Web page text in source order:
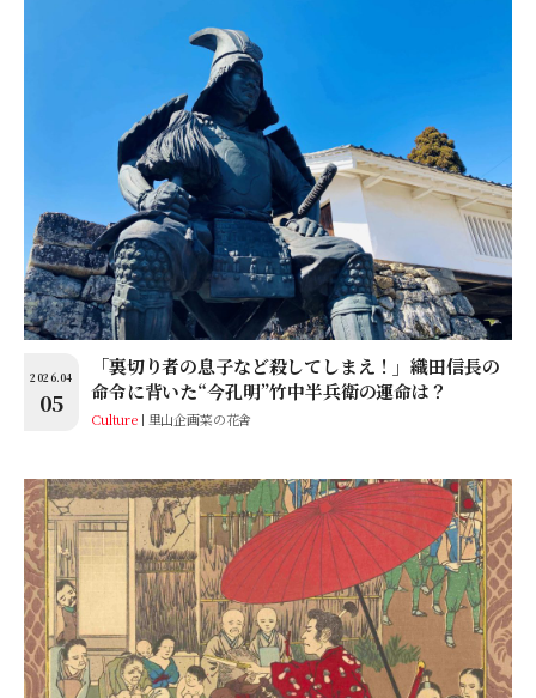
2026.04
05
「裏切り者の息子など殺してしまえ！」織田信長の
命令に背いた“今孔明”竹中半兵衛の運命は？
Culture 里山企画菜の花舎